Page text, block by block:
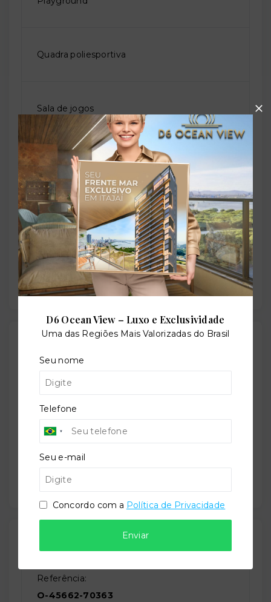
Quadra poliesportiva
Sala de jogos
Salão de festas
Sauna
Solarium
Valores
Aceita Financiamento:
Sim
Minha Casa Minha Vida:
Sim
Outras Informações
Referência:
O-45662-70363
D6 Ocean View – Luxo e Exclusividade
Uma das Regiões Mais Valorizadas do Brasil
Seu nome
Telefone
Seu e-mail
Concordo com a Política de Privacidade
Enviar